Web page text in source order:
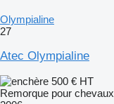
Olympialine
27
Atec Olympialine
500 € HT
Remorque pour chevaux